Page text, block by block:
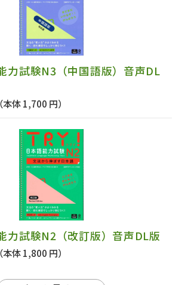
力試験N3（中国語版）音声DL
（本体 1,700 円）
力試験N2（改訂版）音声DL版
（本体 1,800 円）